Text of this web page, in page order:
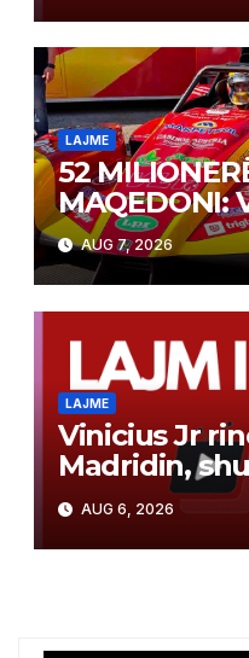
NË FITIME
LAJME
52
MAQEDONI:
KASINOS
2 MILIONË
NË FITIME
AUG 7, 2026
LAJME
Vinicius Jr
Madridin,
Arsenalit për
brazilianit
AUG 6, 2026